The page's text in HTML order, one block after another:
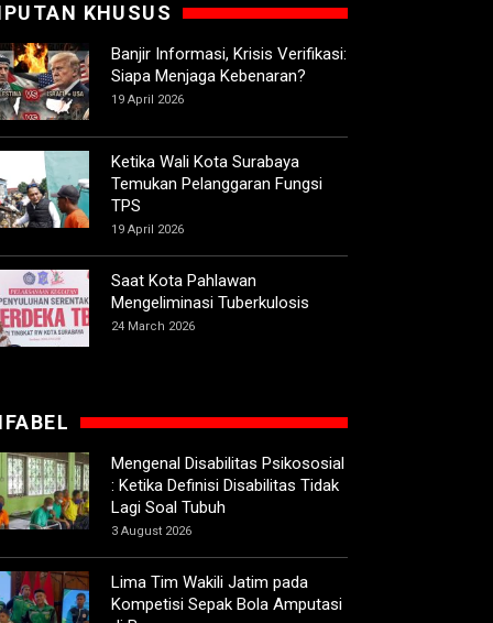
KHUSUS
Banjir Informasi, Krisis Verifikasi:
Siapa Menjaga Kebenaran?
19 April 2026
Ketika Wali Kota Surabaya
Temukan Pelanggaran Fungsi
TPS
19 April 2026
Saat Kota Pahlawan
Mengeliminasi Tuberkulosis
24 March 2026
Mengenal Disabilitas Psikososial
: Ketika Definisi Disabilitas Tidak
Lagi Soal Tubuh
3 August 2026
Lima Tim Wakili Jatim pada
Kompetisi Sepak Bola Amputasi